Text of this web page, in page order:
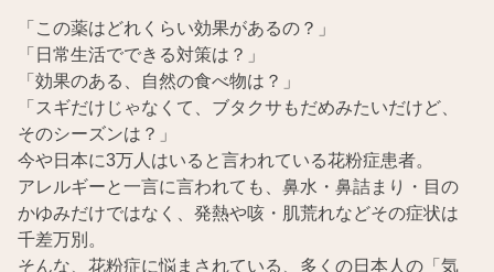
「この薬はどれくらい効果があるの？」
「日常生活でできる対策は？」
「効果のある、自然の食べ物は？」
「スギだけじゃなくて、ブタクサもだめみたいだけど、
そのシーズンは？」
今や日本に3万人はいると言われている花粉症患者。
アレルギーと一言に言われても、鼻水・鼻詰まり・目の
かゆみだけではなく、発熱や咳・肌荒れなどその症状は
千差万別。
そんな、花粉症に悩まされている、多くの日本人の「気